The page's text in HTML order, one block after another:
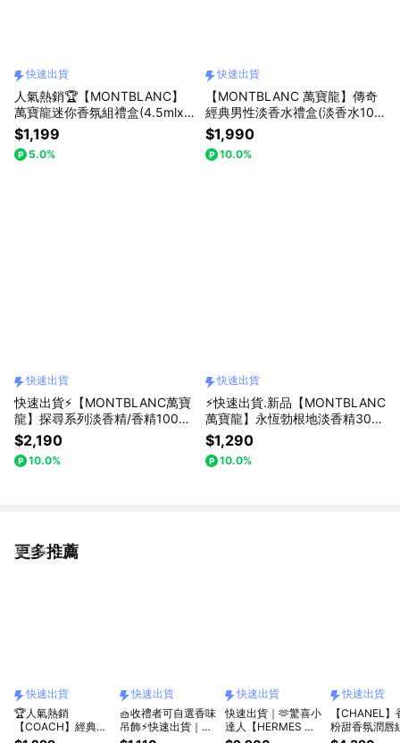
快速出貨
人氣熱銷🏆【MONTBLANC】
萬寶龍迷你香氛組禮盒(4.5mlx5
-傳奇/白朗峰淡香水/紳藍/探尋
旅者淡香精/探尋巔峰香精.附紙
袋)快速出貨
$1,199
5.0%
快速出貨
【MONTBLANC 萬寶龍】傳奇
經典男性淡香水禮盒(淡香水100
ml+7.5mlx2+沐浴精100ml.附紙
袋)快速出貨
$1,990
10.0%
快速出貨
快速出貨⚡【MONTBLANC萬寶
龍】探尋系列淡香精/香精100ml
任選(贈萬寶龍沐浴巾/冷水壺任
選.附禮袋)收禮者自選規格
$2,190
10.0%
快速出貨
⚡快速出貨.新品【MONTBLANC
萬寶龍】永恆勃根地淡香精30ml
(贈隨機小香乙瓶)
$1,290
10.0%
更多推薦
看更多
快速出貨
🏆人氣熱銷
【COACH】經典女
香系列30ml 香水任
快速出貨
🧺收禮者可自選香味
吊飾⚡快速出貨｜
【HERMES 愛馬
快速出貨
快速出貨｜🫶驚喜小
達人【HERMES 愛
馬仕】四入香水禮盒
快速出貨
【CHANEL
粉甜香氛潤唇
速出貨]